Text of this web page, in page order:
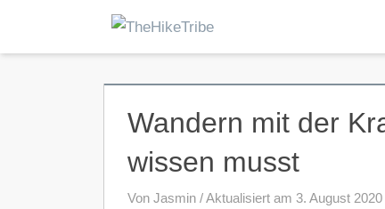
TheHikeTribe
Outdoor-
Wandern mit der
wissen musst
Von Jasmin / Aktualisiert am 3. August 2020